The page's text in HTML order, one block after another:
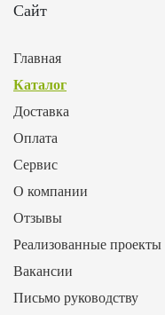
Сайт
Главная
Каталог
Доставка
Оплата
Сервис
О компании
Отзывы
Реализованные проекты
Вакансии
Письмо руководству